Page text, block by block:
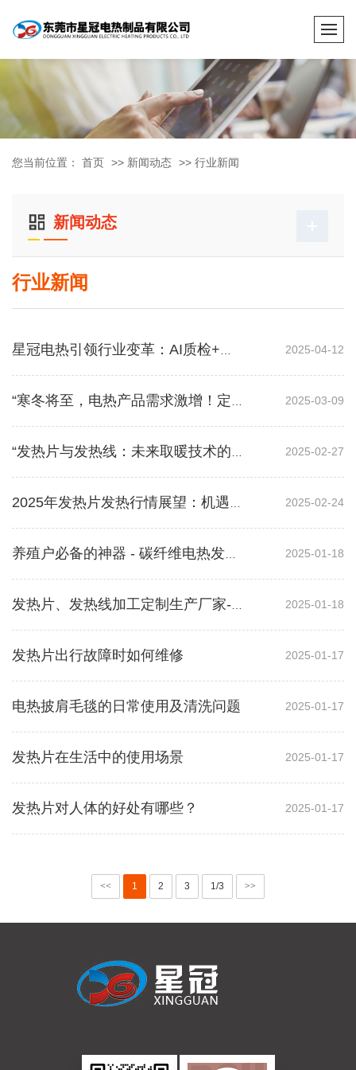
您当前位置： 首页 >> 新闻动态 >> 行业新闻
新闻动态
行业新闻
2025-04-12
2025-03-09
2025-02-27
2025-02-24
2025-01-18
2025-01-18
发热片出行故障时如何维修 2025-01-17
电热披肩毛毯的日常使用及清洗问题 2025-01-17
发热片在生活中的使用场景 2025-01-17
发热片对人体的好处有哪些？ 2025-01-17
<< 1 2 3 1/3 >>